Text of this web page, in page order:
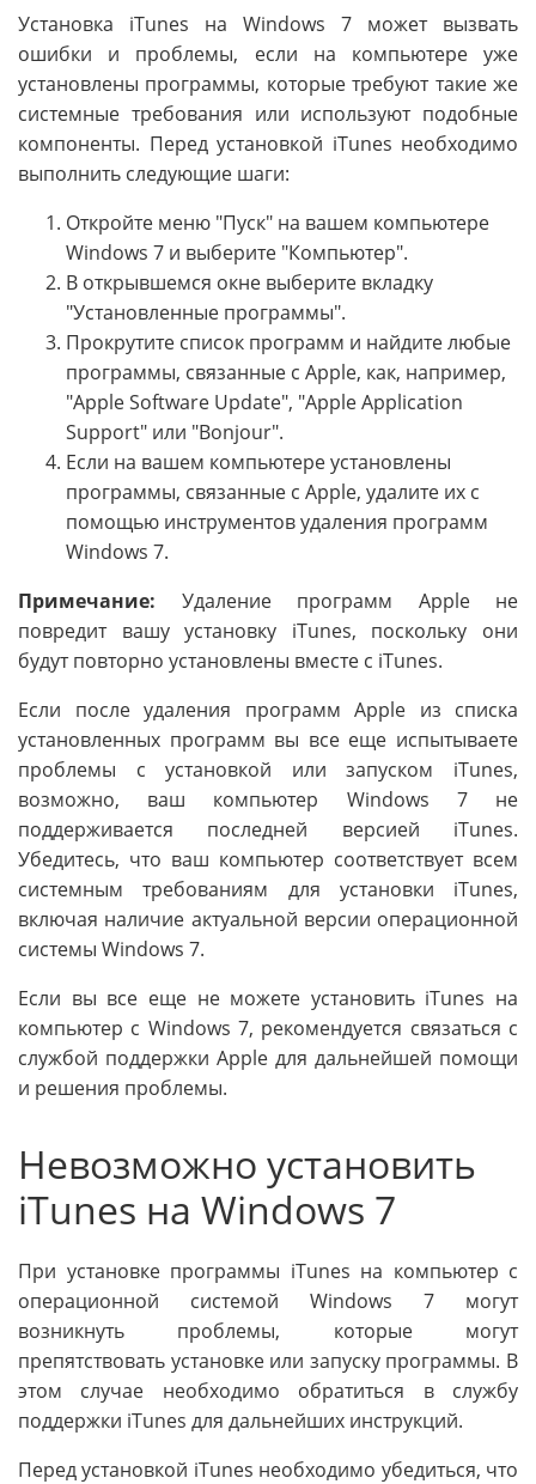
Установка iTunes на Windows 7 может вызвать
ошибки и проблемы, если на компьютере уже
установлены программы, которые требуют такие же
системные требования или используют подобные
компоненты. Перед установкой iTunes необходимо
выполнить следующие шаги:
Откройте меню "Пуск" на вашем компьютере
Windows 7 и выберите "Компьютер".
В открывшемся окне выберите вкладку
"Установленные программы".
Прокрутите список программ и найдите любые
программы, связанные с Apple, как, например,
"Apple Software Update", "Apple Application
Support" или "Bonjour".
Если на вашем компьютере установлены
программы, связанные с Apple, удалите их с
помощью инструментов удаления программ
Windows 7.
Примечание: Удаление программ Apple не
повредит вашу установку iTunes, поскольку они
будут повторно установлены вместе с iTunes.
Если после удаления программ Apple из списка
установленных программ вы все еще испытываете
проблемы с установкой или запуском iTunes,
возможно, ваш компьютер Windows 7 не
поддерживается последней версией iTunes.
Убедитесь, что ваш компьютер соответствует всем
системным требованиям для установки iTunes,
включая наличие актуальной версии операционной
системы Windows 7.
Если вы все еще не можете установить iTunes на
компьютер с Windows 7, рекомендуется связаться с
службой поддержки Apple для дальнейшей помощи
и решения проблемы.
Невозможно установить
iTunes на Windows 7
При установке программы iTunes на компьютер с
операционной системой Windows 7 могут
возникнуть проблемы, которые могут
препятствовать установке или запуску программы. В
этом случае необходимо обратиться в службу
поддержки iTunes для дальнейших инструкций.
Перед установкой iTunes необходимо убедиться, что